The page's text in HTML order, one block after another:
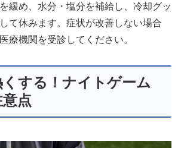
緩め、水分・塩分を補給し、冷却グッ
て休みます。症状が改善しない場合
療機関を受診してください。
する！ナイトゲーム
点